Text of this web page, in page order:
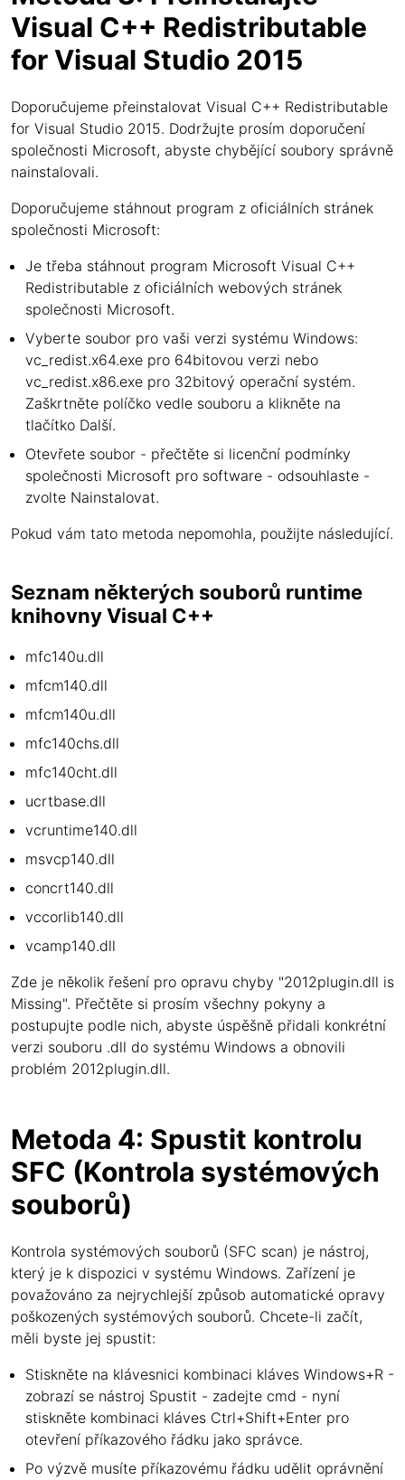
Visual C++ Redistributable
for Visual Studio 2015
Doporučujeme přeinstalovat Visual C++ Redistributable
for Visual Studio 2015. Dodržujte prosím doporučení
společnosti Microsoft, abyste chybějící soubory správně
nainstalovali.
Doporučujeme stáhnout program z oficiálních stránek
společnosti Microsoft:
Je třeba stáhnout program Microsoft Visual C++
Redistributable z oficiálních webových stránek
společnosti Microsoft.
Vyberte soubor pro vaši verzi systému Windows:
vc_redist.x64.exe pro 64bitovou verzi nebo
vc_redist.x86.exe pro 32bitový operační systém.
Zaškrtněte políčko vedle souboru a klikněte na
tlačítko Další.
Otevřete soubor - přečtěte si licenční podmínky
společnosti Microsoft pro software - odsouhlaste -
zvolte Nainstalovat.
Pokud vám tato metoda nepomohla, použijte následující.
Seznam některých souborů runtime
knihovny Visual C++
mfc140u.dll
mfcm140.dll
mfcm140u.dll
mfc140chs.dll
mfc140cht.dll
ucrtbase.dll
vcruntime140.dll
msvcp140.dll
concrt140.dll
vccorlib140.dll
vcamp140.dll
Zde je několik řešení pro opravu chyby "2012plugin.dll is
Missing". Přečtěte si prosím všechny pokyny a
postupujte podle nich, abyste úspěšně přidali konkrétní
verzi souboru .dll do systému Windows a obnovili
problém 2012plugin.dll.
Metoda 4: Spustit kontrolu
SFC (Kontrola systémových
souborů)
Kontrola systémových souborů (SFC scan) je nástroj,
který je k dispozici v systému Windows. Zařízení je
považováno za nejrychlejší způsob automatické opravy
poškozených systémových souborů. Chcete-li začít,
měli byste jej spustit:
Stiskněte na klávesnici kombinaci kláves Windows+R -
zobrazí se nástroj Spustit - zadejte cmd - nyní
stiskněte kombinaci kláves Ctrl+Shift+Enter pro
otevření příkazového řádku jako správce.
Po výzvě musíte příkazovému řádku udělit oprávnění